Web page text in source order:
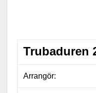
Trubaduren
Arrangör: